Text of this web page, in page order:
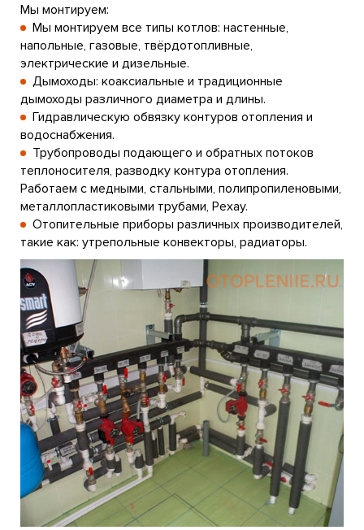
Мы монтируем:
Мы монтируем все типы котлов: настенные,
напольные, газовые, твёрдотопливные,
электрические и дизельные.
Дымоходы: коаксиальные и традиционные
дымоходы различного диаметра и длины.
Гидравлическую обвязку контуров отопления и
водоснабжения.
Трубопроводы подающего и обратных потоков
теплоносителя, разводку контура отопления.
Работаем с медными, стальными, полипропиленовыми,
металлопластиковыми трубами, Рехау.
Отопительные приборы различных производителей,
такие как: утрепольные конвекторы, радиаторы.